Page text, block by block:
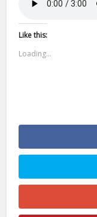
Like this:
Loading...